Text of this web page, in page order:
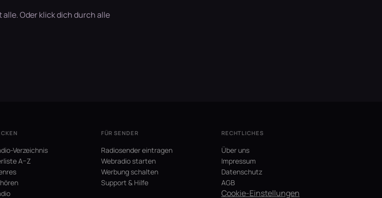
alle. Oder klick dich durch alle
Verzeichnis
A–Z
FÜR SENDER
Radiosender eintragen
Webradio starten
Werbung schalten
Support & Hilfe
RECHTLICHES
Über uns
Impressum
Datenschutz
AGB
Cookie-Einstellungen